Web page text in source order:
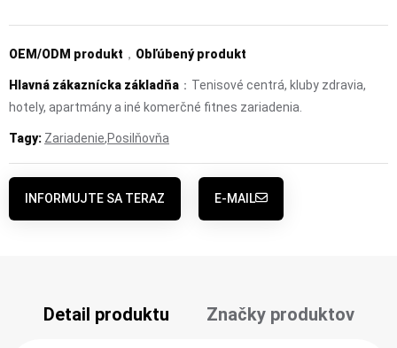
OEM/ODM produkt ， Obľúbený produkt
Hlavná zákaznícka základňa ：Tenisové centrá, kluby zdravia,
hotely, apartmány a iné komerčné fitnes zariadenia.
Tagy: Zariadenie,Posilňovňa
INFORMUJTE SA TERAZ E-MAIL
Detail produktu Značky produktov